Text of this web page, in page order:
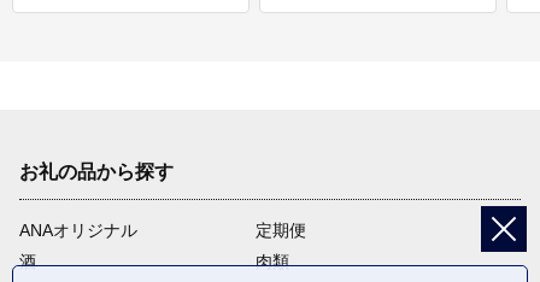
お礼の品から探す
ANAオリジナル
定期便
酒
肉類